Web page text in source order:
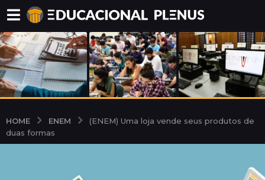
HOME ENEM
(ENEM) Uma loja vende seus produtos de
duas formas